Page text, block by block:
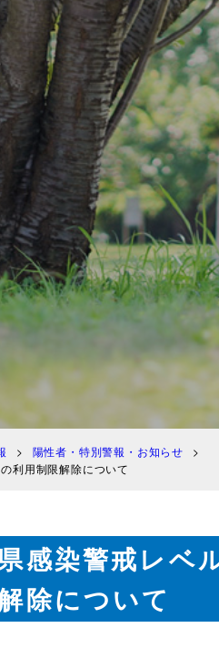
陽性者・特別警報・お知らせ
利用制限解除について
感染警戒レベ
除について